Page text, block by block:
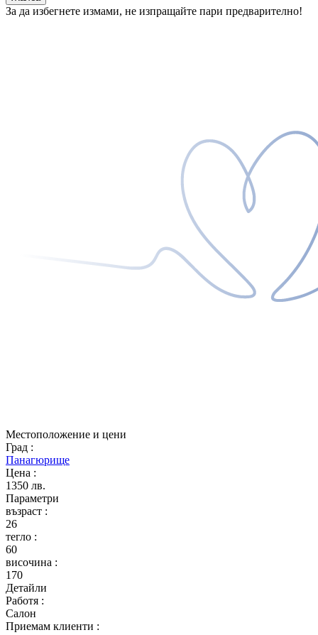
За да избегнете измами, не изпращайте пари предварително!
Местоположение и цени
Град :
Панагюрище
Цена :
1350 лв.
Параметри
възраст :
26
тегло :
60
височина :
170
Детайли
Работя :
Салон
Приемам клиенти :